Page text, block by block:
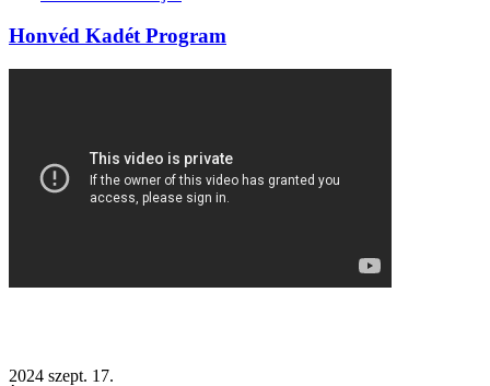
Honvéd Kadét Program
2024 szept. 17.